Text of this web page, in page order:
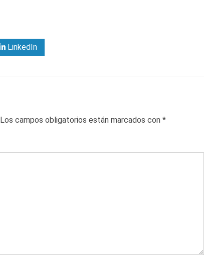
LinkedIn
Los campos obligatorios están marcados con *